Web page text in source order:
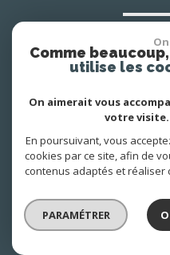
© 2026 | Tous droits
Plan du site
Mentions légales
Toutes
Site internet
un seul site
Comme
utilise les
On aimerait vous
votre visite.
En poursuivant, vous
cookies par ce site, afin de
contenus adaptés et réaliser
PARAMÉTRER